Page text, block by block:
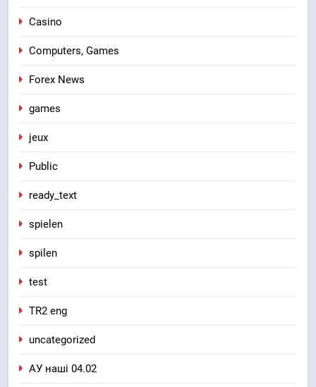
Casino
Computers, Games
Forex News
games
jeux
Public
ready_text
spielen
spilen
test
TR2 eng
uncategorized
АУ наші 04.02